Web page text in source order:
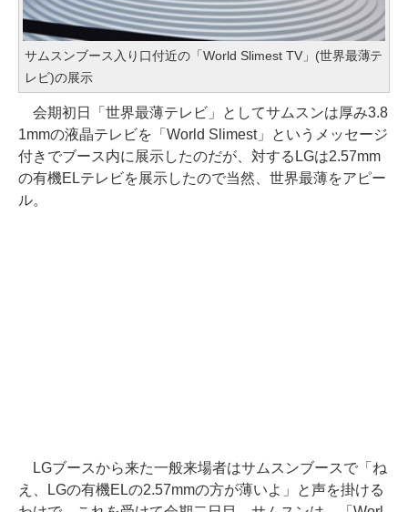
サムスンブース入り口付近の「World Slimest TV」(世界最薄テ
レビ)の展示
会期初日「世界最薄テレビ」としてサムスンは厚み3.8
1mmの液晶テレビを「World Slimest」というメッセージ
付きでブース内に展示したのだが、対するLGは2.57mm
の有機ELテレビを展示したので当然、世界最薄をアピー
ル。
LGブースから来た一般来場者はサムスンブースで「ね
え、LGの有機ELの2.57mmの方が薄いよ」と声を掛ける